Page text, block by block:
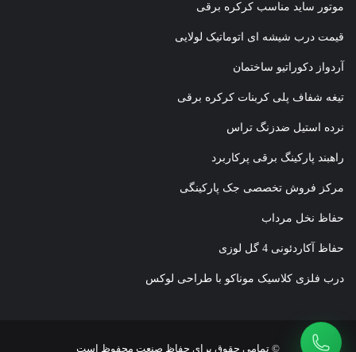
موتور ساید مناسب کرکره برقی
قیمت درب شیشه ای اتوماتیک لولایی
آردواز دکوراتیو ساختمان
تیغه شفاف پلی کربنات کرکره برقی
نرده استیل ضدزنگ تراس
راهبند پارکینگ برقی پرکاربرد
مرکز فروش تخصصی جک پارکینگی
حفاظ نخل مرداب
حفاظ آکاردئونی 4 گل لوزی
درب فلزی کلاسیک موناکو با طراحی لوکس
© تمامی حقوق برای حفاظ صنعت محفوظ است